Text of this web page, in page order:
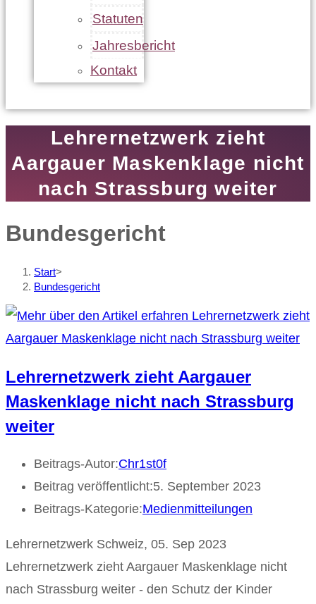
Statuten
Jahresbericht
Kontakt
Lehrernetzwerk zieht
Aargauer Maskenklage nicht
nach Strassburg weiter
Bundesgericht
Start>
Bundesgericht
Lehrernetzwerk zieht Aargauer
Maskenklage nicht nach Strassburg
weiter
Beitrags-Autor:Chr1st0f
Beitrag veröffentlicht:5. September 2023
Beitrags-Kategorie:Medienmitteilungen
Lehrernetzwerk Schweiz, 05. Sep 2023
Lehrernetzwerk zieht Aargauer Maskenklage nicht
nach Strassburg weiter - den Schutz der Kinder